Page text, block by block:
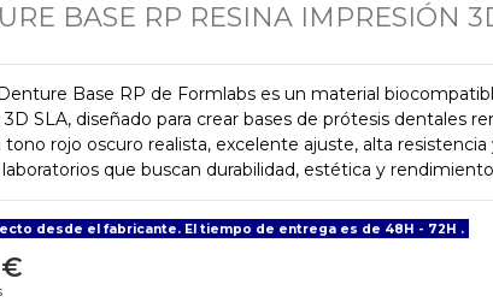
BASE RP RESINA IMPRESIÓN
Base RP de Formlabs es un material
SLA, diseñado para crear bases de prótesis dentales
rojo oscuro realista, excelente ajuste, alta resistencia
laboratorios que buscan durabilidad, estética y
desde el fabricante. El tiempo de entrega es de 48H - 72H .
€